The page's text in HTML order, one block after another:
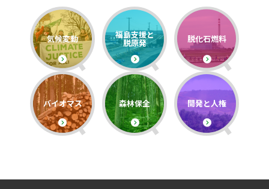
気候変動 福島支援と
脱原発 脱化石燃料
バイオマス 森林保全 開発と人権